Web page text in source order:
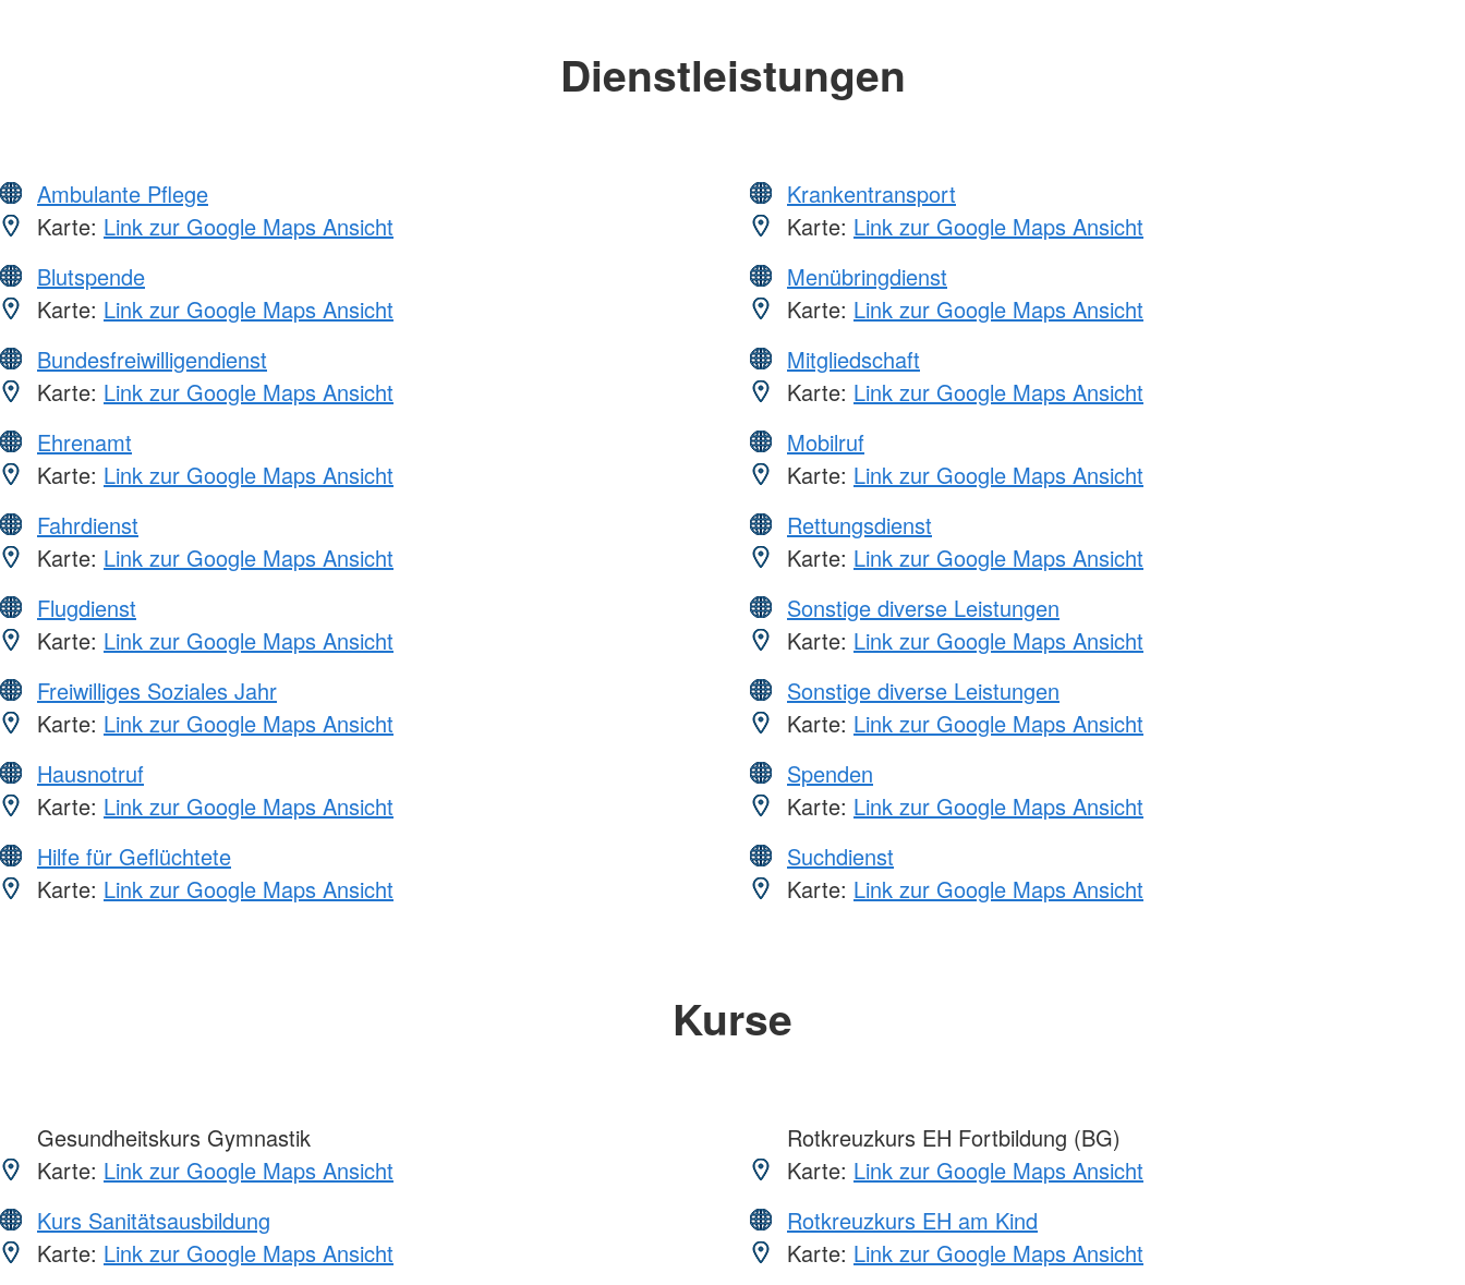
Dienstleistungen
Ambulante Pflege
Karte: Link zur Google Maps Ansicht
Blutspende
Karte: Link zur Google Maps Ansicht
Bundesfreiwilligendienst
Karte: Link zur Google Maps Ansicht
Ehrenamt
Karte: Link zur Google Maps Ansicht
Fahrdienst
Karte: Link zur Google Maps Ansicht
Flugdienst
Karte: Link zur Google Maps Ansicht
Freiwilliges Soziales Jahr
Karte: Link zur Google Maps Ansicht
Hausnotruf
Karte: Link zur Google Maps Ansicht
Hilfe für Geflüchtete
Karte: Link zur Google Maps Ansicht
Krankentransport
Karte: Link zur Google Maps Ansicht
Menübringdienst
Karte: Link zur Google Maps Ansicht
Mitgliedschaft
Karte: Link zur Google Maps Ansicht
Mobilruf
Karte: Link zur Google Maps Ansicht
Rettungsdienst
Karte: Link zur Google Maps Ansicht
Sonstige diverse Leistungen
Karte: Link zur Google Maps Ansicht
Sonstige diverse Leistungen
Karte: Link zur Google Maps Ansicht
Spenden
Karte: Link zur Google Maps Ansicht
Suchdienst
Karte: Link zur Google Maps Ansicht
Kurse
Gesundheitskurs Gymnastik
Karte: Link zur Google Maps Ansicht
Kurs Sanitätsausbildung
Karte: Link zur Google Maps Ansicht
Rotkreuzkurs EH Fortbildung (BG)
Karte: Link zur Google Maps Ansicht
Rotkreuzkurs EH am Kind
Karte: Link zur Google Maps Ansicht